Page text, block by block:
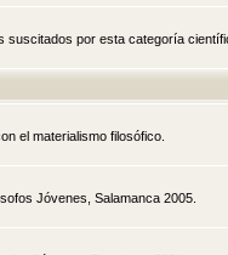
suscitados por esta categoría
el materialismo filosófico.
Jóvenes, Salamanca 2005.